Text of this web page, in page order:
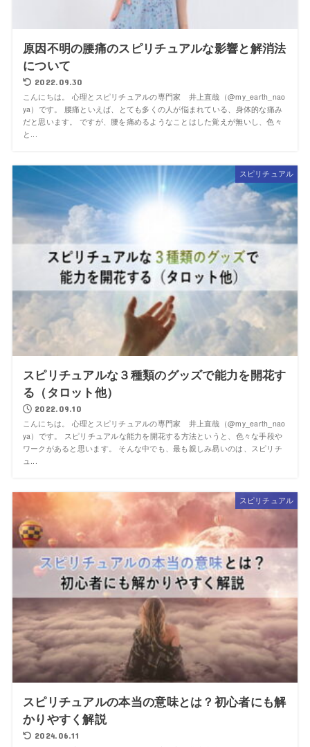
原因不明の腰痛のスピリチュアルな影響と解消法
について
2022.09.30
こんにちは。 心理とスピリチュアルの専門家 井上直哉（@my_earth_nao
ya）です。 腰痛といえば、とても多くの人が悩まれている、身体的な痛み
だと思います。 ですが、腰を痛めるようなことはした覚えが無いし、色々
と...
スピリチュアル
スピリチュアルな３種類のグッズで能力を開花す
る（タロット他）
2022.09.10
こんにちは。 心理とスピリチュアルの専門家 井上直哉（@my_earth_nao
ya）です。 スピリチュアルな能力を開花する方法というと、色々な手段や
ワークがあると思います。 そんな中でも、最も親しみ易いのは、スピリチ
ュ...
スピリチュアル
スピリチュアルの本当の意味とは？初心者にも解
かりやすく解説
2024.06.11